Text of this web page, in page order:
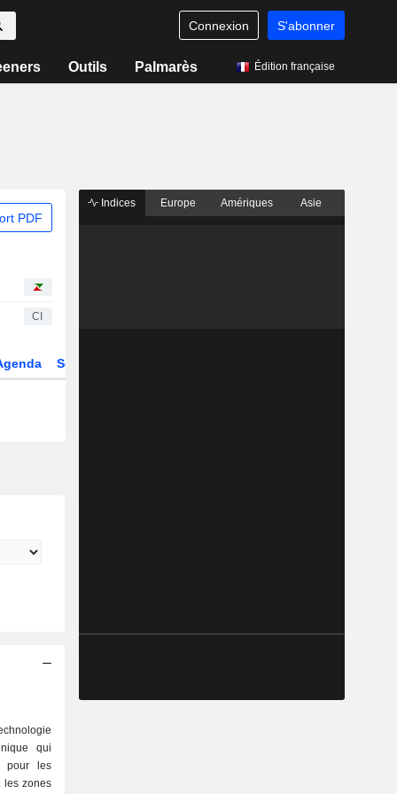
Connexion S'abonner
Outils Palmarès Édition française
PDF
CI
Secteur
qui
pour les
les zones
Indices Europe Amériques Asie